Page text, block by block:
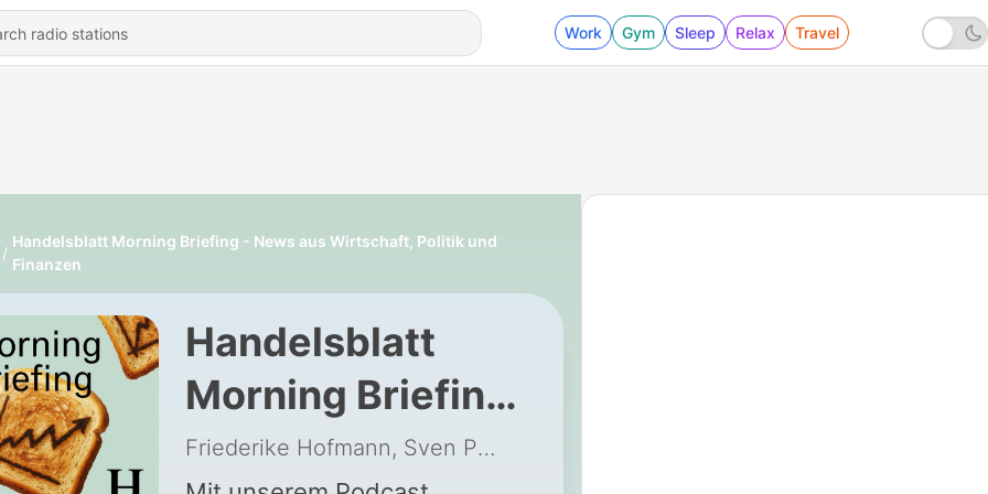
Work Gym Sleep Relax Travel
Handelsblatt Morning Briefing - News aus Wirtschaft, Politik und
Finanzen
Handelsblatt
Morning Briefing -
News aus
Friederike Hofmann, Sven Prange und die Handelsblatt Redaktion, Handelsblatt